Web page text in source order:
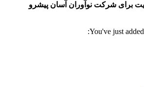
برای شرکت نوآوران آسان پیشرو
You've just